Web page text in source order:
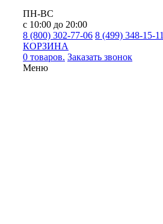
ПН-ВС
с 10:00 до 20:00
8 (800) 302-77-06 8 (499) 348-15-11
КОРЗИНА
0 товаров. Заказать звонок
Меню